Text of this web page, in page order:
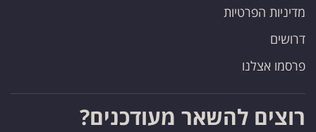
מדיניות הפרטיות
דרושים
פרסמו אצלנו
רוצים להשאר מעודכנים?